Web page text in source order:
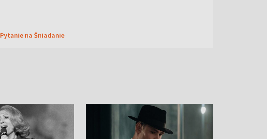
Pytanie na Śniadanie